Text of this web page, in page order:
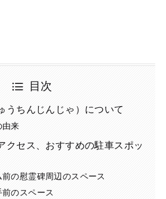
目次
うちんじんじゃ）について
由来
クセス、おすすめの駐車スポッ
の慰霊碑周辺のスペース
のスペース